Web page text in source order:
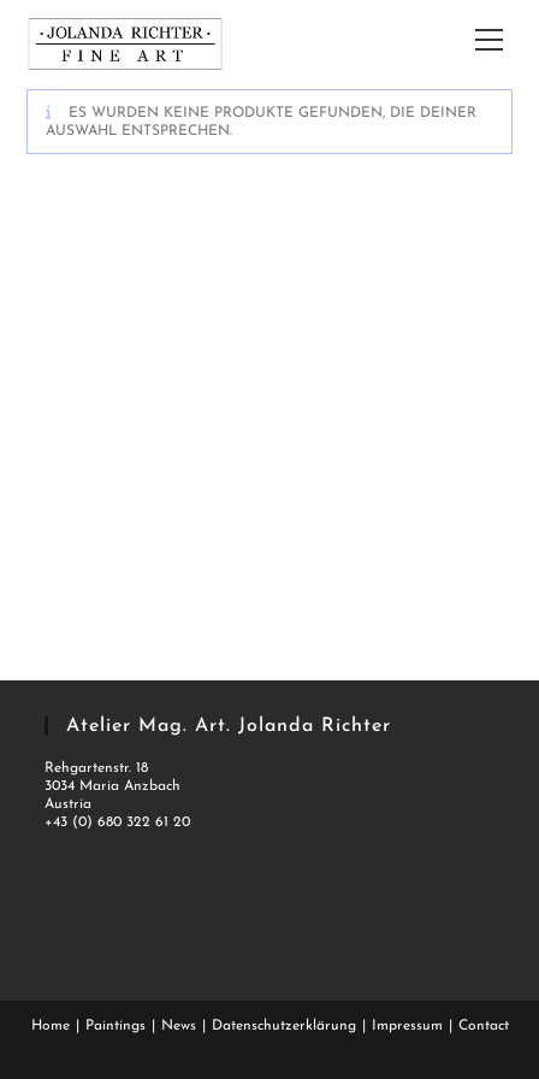
Inhalt
springen
ES WURDEN KEINE PRODUKTE GEFUNDEN, DIE DEINER
AUSWAHL ENTSPRECHEN.
Atelier Mag. Art. Jolanda Richter
Rehgartenstr. 18
3034 Maria Anzbach
Austria
+43 (0) 680 322 61 20
Home Paintings News Datenschutzerklärung Impressum Contact